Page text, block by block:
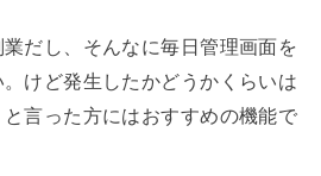
業だし、そんなに毎日管理画面を
けど発生したかどうかくらいは
言った方にはおすすめの機能で